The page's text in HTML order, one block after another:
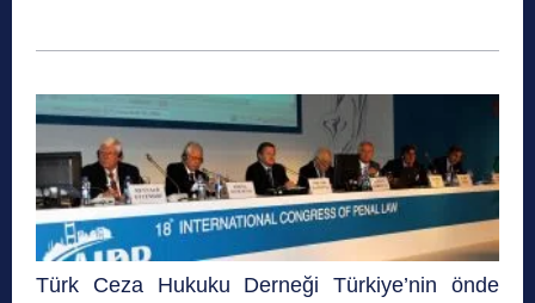
Türk Ceza Hukuku Derneği Türkiye’nin önde